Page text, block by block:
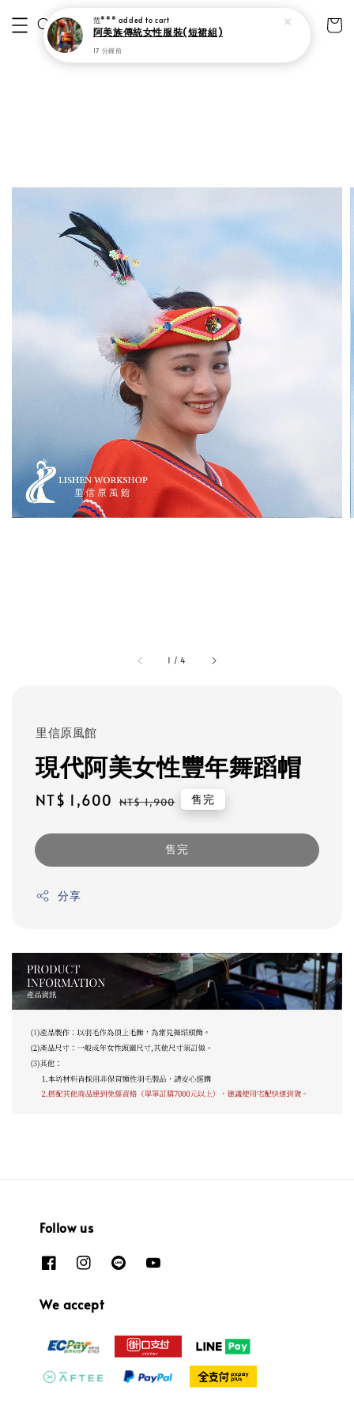
1 /4
里信原風館
現代阿美女性豐年舞蹈帽
Sale
NT$ 1,600 Regular
NT$ 1,900 售完
售完
分享
Follow us
We accept
范*** added to cart
阿美族傳統女性服裝(短裙組)
17 分鐘前